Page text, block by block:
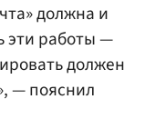
должна и
эти работы —
должен
— пояснил